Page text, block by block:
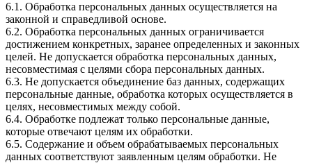
6.1. Обработка персональных данных осуществляется на
законной и справедливой основе.
6.2. Обработка персональных данных ограничивается
достижением конкретных, заранее определенных и законных
целей. Не допускается обработка персональных данных,
несовместимая с целями сбора персональных данных.
6.3. Не допускается объединение баз данных, содержащих
персональные данные, обработка которых осуществляется в
целях, несовместимых между собой.
6.4. Обработке подлежат только персональные данные,
которые отвечают целям их обработки.
6.5. Содержание и объем обрабатываемых персональных
данных соответствуют заявленным целям обработки. Не